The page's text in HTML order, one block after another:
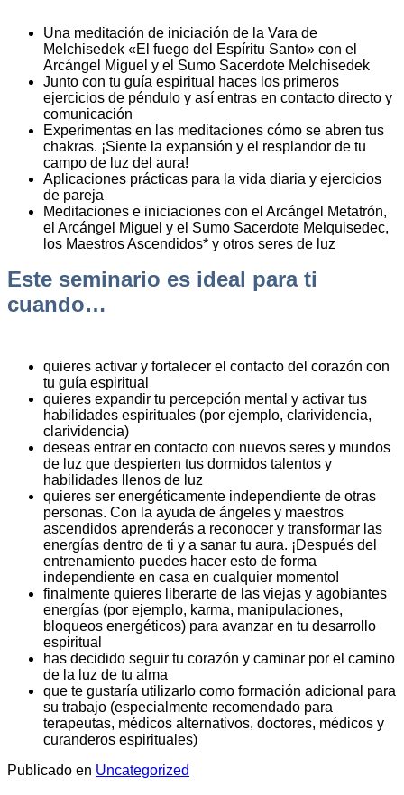
Una meditación de iniciación de la Vara de
Melchisedek «El fuego del Espíritu Santo» con el
Arcángel Miguel y el Sumo Sacerdote Melchisedek
Junto con tu guía espiritual haces los primeros
ejercicios de péndulo y así entras en contacto directo y
comunicación
Experimentas en las meditaciones cómo se abren tus
chakras. ¡Siente la expansión y el resplandor de tu
campo de luz del aura!
Aplicaciones prácticas para la vida diaria y ejercicios
de pareja
Meditaciones e iniciaciones con el Arcángel Metatrón,
el Arcángel Miguel y el Sumo Sacerdote Melquisedec,
los Maestros Ascendidos* y otros seres de luz
Este seminario es ideal para ti
cuando…
quieres activar y fortalecer el contacto del corazón con
tu guía espiritual
quieres expandir tu percepción mental y activar tus
habilidades espirituales (por ejemplo, clarividencia,
clarividencia)
deseas entrar en contacto con nuevos seres y mundos
de luz que despierten tus dormidos talentos y
habilidades llenos de luz
quieres ser energéticamente independiente de otras
personas. Con la ayuda de ángeles y maestros
ascendidos aprenderás a reconocer y transformar las
energías dentro de ti y a sanar tu aura. ¡Después del
entrenamiento puedes hacer esto de forma
independiente en casa en cualquier momento!
finalmente quieres liberarte de las viejas y agobiantes
energías (por ejemplo, karma, manipulaciones,
bloqueos energéticos) para avanzar en tu desarrollo
espiritual
has decidido seguir tu corazón y caminar por el camino
de la luz de tu alma
que te gustaría utilizarlo como formación adicional para
su trabajo (especialmente recomendado para
terapeutas, médicos alternativos, doctores, médicos y
curanderos espirituales)
Publicado en Uncategorized